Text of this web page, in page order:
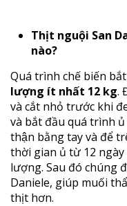
Thịt nguội San
nào?
Quá trình chế biến
lượng ít nhất 12 kg.
và cắt nhỏ trước khi
và bắt đầu quá trình
thận bằng tay và để
thời gian ủ từ 12
lượng. Sau đó chúng
Daniele, giúp muối
thịt hơn.